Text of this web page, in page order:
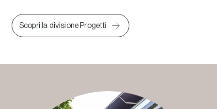
Scopri la divisione Progetti